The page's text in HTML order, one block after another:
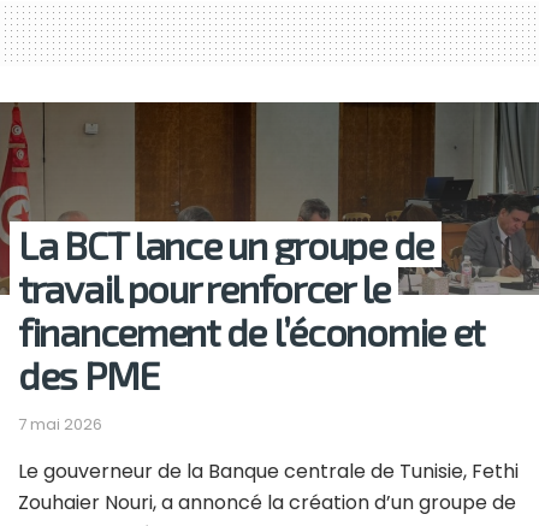
La BCT lance un groupe de
travail pour renforcer le
financement de l’économie et
des PME
7 mai 2026
Le gouverneur de la Banque centrale de Tunisie, Fethi
Zouhaier Nouri, a annoncé la création d’un groupe de